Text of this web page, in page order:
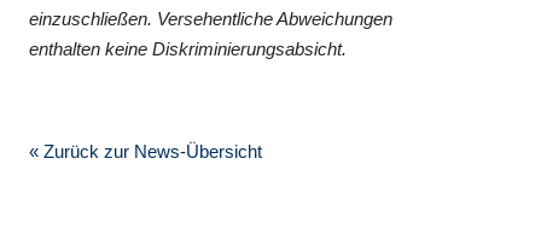
einzuschließen. Versehentliche Abweichungen
enthalten keine Diskriminierungsabsicht.
« Zurück zur News-Übersicht